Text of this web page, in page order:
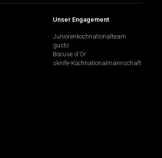
Unser Engagement
Juniorenkochnationalteam
gusto
Bocuse d'Or
sknife-Kochnationalmannschaft